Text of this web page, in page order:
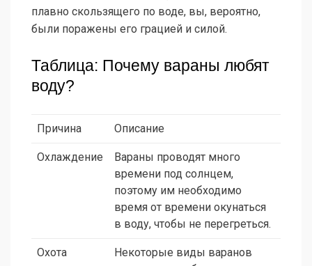
плавно скользящего по воде, вы, вероятно,
были поражены его грацией и силой.
Таблица: Почему вараны любят
воду?
Причина Описание
Охлаждение
Вараны проводят много
времени под солнцем,
поэтому им необходимо
время от времени окунаться
в воду, чтобы не перегреться.
Охота
Некоторые виды варанов